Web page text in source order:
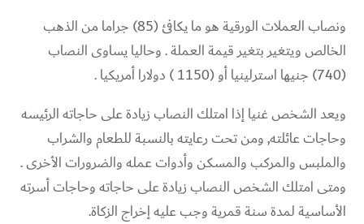
ونصاب العملات الورقية هو ما يكافئ (85) جراما من الذهب
الخالص ويتغير بتغير قيمة العملة . وحاليا يساوى النصاب
(740) جنيها استرلينيا أو (1150 ) دولارا أمريكيا .
ويعد الشخص غنيا إذا امتلك النصاب زيادة على حاجاته الرئيسه
وحاجات عائلته, ومن تحت رعايته بالنسبة للطعام والشراب
والملبس والمركب والمسكن وأدوات عمله والضرورات الأخرى .
ومتى امتلك الشخص النصاب زيادة على حاجاته وحاجات أسرته
الأساسية لمدة سنة قمرية وجب عليه إخراج الزكاة.